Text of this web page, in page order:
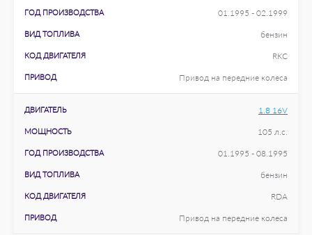
ГОД ПРОИЗВОДСТВА 01.1995 - 02.1999
ВИД ТОПЛИВА бензин
КОД ДВИГАТЕЛЯ RKC
ПРИВОД Привод на передние колеса
ДВИГАТЕЛЬ 1.8 16V
МОЩНОСТЬ 105 л.с.
ГОД ПРОИЗВОДСТВА 01.1995 - 08.1995
ВИД ТОПЛИВА бензин
КОД ДВИГАТЕЛЯ RDA
ПРИВОД Привод на передние колеса